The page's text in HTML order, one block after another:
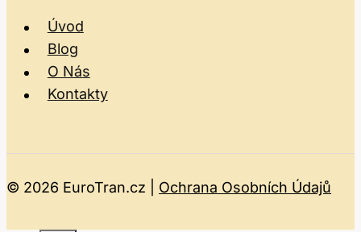
Úvod
Blog
O Nás
Kontakty
© 2026 EuroTran.cz | Ochrana Osobních Údajů